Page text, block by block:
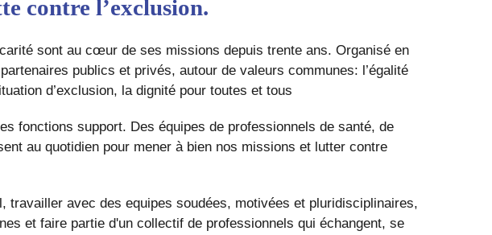
contre l’exclusion.
sont au cœur de ses missions depuis trente ans. Organisé en
publics et privés, autour de valeurs communes: l’égalité
d’exclusion, la dignité pour toutes et tous
fonctions support. Des équipes de professionnels de santé, de
au quotidien pour mener à bien nos missions et lutter contre
travailler avec des equipes soudées, motivées et pluridisciplinaires,
et faire partie d'un collectif de professionnels qui échangent, se